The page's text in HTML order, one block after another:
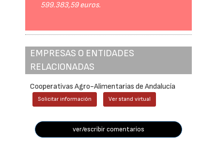
599.383,59 euros.
EMPRESAS O ENTIDADES
RELACIONADAS
Cooperativas Agro-Alimentarias de Andalucía
Solicitar información Ver stand virtual
ver/escribir comentarios